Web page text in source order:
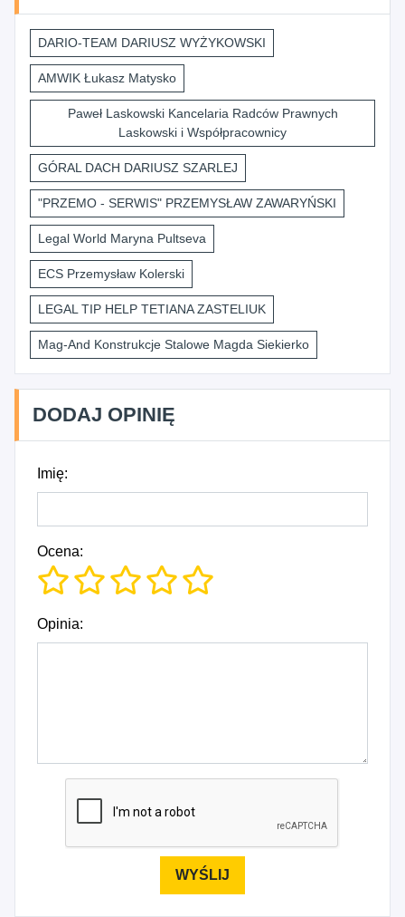
DARIO-TEAM DARIUSZ WYŻYKOWSKI
AMWIK Łukasz Matysko
Paweł Laskowski Kancelaria Radców Prawnych
Laskowski i Współpracownicy
GÓRAL DACH DARIUSZ SZARLEJ
"PRZEMO - SERWIS" PRZEMYSŁAW ZAWARYŃSKI
Legal World Maryna Pultseva
ECS Przemysław Kolerski
LEGAL TIP HELP TETIANA ZASTELIUK
Mag-And Konstrukcje Stalowe Magda Siekierko
DODAJ OPINIĘ
Imię:
Ocena:
Opinia: